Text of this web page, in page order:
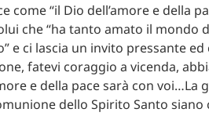
come “il Dio dell’amore e della
che “ha tanto amato il mondo
e ci lascia un invito pressante ed
fatevi coraggio a vicenda,
e della pace sarà con voi…La
dello Spirito Santo